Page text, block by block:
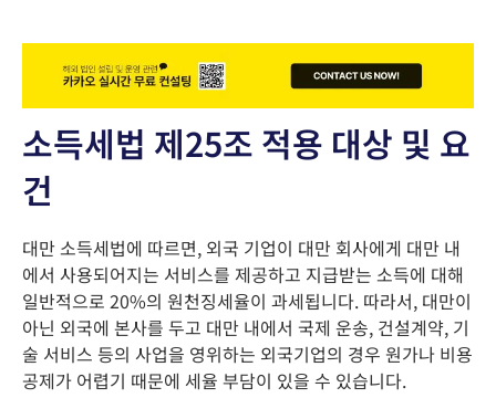
소득세법 제25조 적용 대상 및 요
건
대만소득세법에 따르면, 외국 기업이 대만 회사에게 대만 내
에서 사용되어지는 서비스를 제공하고 지급받는 소득에 대해
일반적으로 20%의 원천징세율이 과세됩니다. 따라서, 대만이
아닌 외국에 본사를 두고 대만 내에서 국제 운송, 건설계약, 기
술 서비스 등의 사업을 영위하는 외국기업의 경우 원가나 비용
공제가 어렵기 때문에 세율 부담이 있을 수 있습니다.